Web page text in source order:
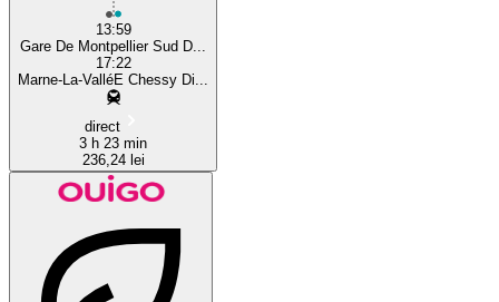
13:59
Gare De Montpellier Sud D...
17:22
Marne-La-ValléE Chessy Di...
direct
3 h 23 min
236,24 lei